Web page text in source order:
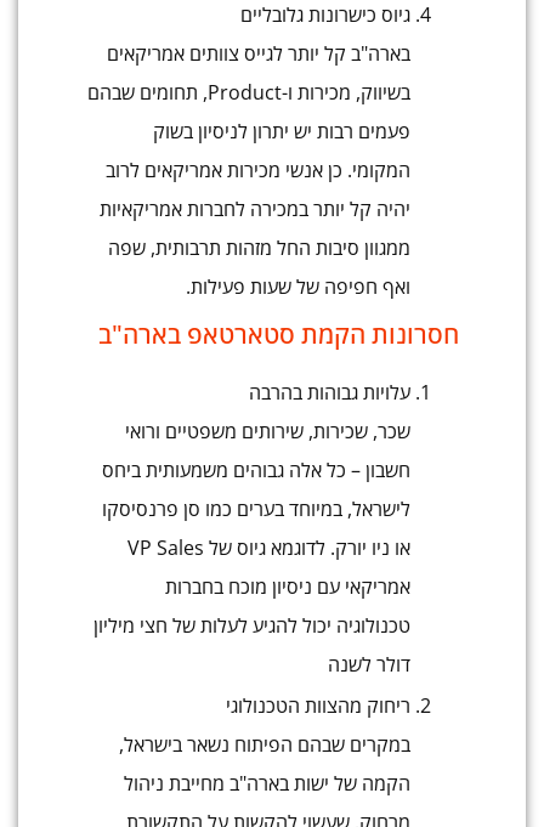
גיוס כישרונות גלובליים
בארה"ב קל יותר לגייס צוותים אמריקאים
בשיווק, מכירות ו-Product, תחומים שבהם
פעמים רבות יש יתרון לניסיון בשוק
המקומי. כן אנשי מכירות אמריקאים לרוב
יהיה קל יותר במכירה לחברות אמריקאיות
ממגוון סיבות החל מזהות תרבותית, שפה
ואף חפיפה של שעות פעילות.
חסרונות הקמת סטארטאפ בארה"ב
עלויות גבוהות בהרבה
שכר, שכירות, שירותים משפטיים ורואי
חשבון – כל אלה גבוהים משמעותית ביחס
לישראל, במיוחד בערים כמו סן פרנסיסקו
אמריקאי עם ניסיון מוכח בחברות
טכנולוגיה יכול להגיע לעלות של חצי מיליון
דולר לשנה
ריחוק מהצוות הטכנולוגי
במקרים שבהם הפיתוח נשאר בישראל,
הקמה של ישות בארה"ב מחייבת ניהול